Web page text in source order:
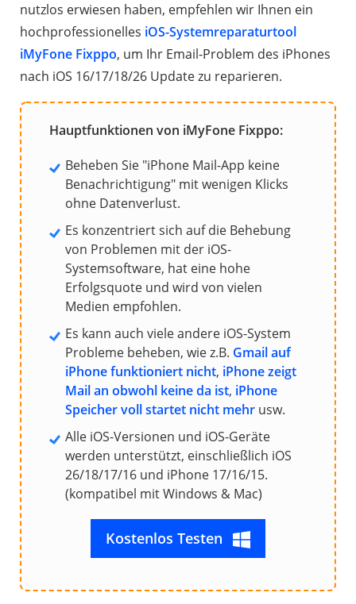
nutzlos erwiesen haben, empfehlen wir Ihnen ein
hochprofessionelles iOS-Systemreparaturtool
iMyFone Fixppo, um Ihr Email-Problem des iPhones
nach iOS 16/17/18/26 Update zu reparieren.
Hauptfunktionen von iMyFone Fixppo:
Beheben Sie "iPhone Mail-App keine
Benachrichtigung" mit wenigen Klicks
ohne Datenverlust.
Es konzentriert sich auf die Behebung
von Problemen mit der iOS-
Systemsoftware, hat eine hohe
Erfolgsquote und wird von vielen
Medien empfohlen.
Es kann auch viele andere iOS-System
Probleme beheben, wie z.B. Gmail auf
iPhone funktioniert nicht, iPhone zeigt
Mail an obwohl keine da ist, iPhone
Speicher voll startet nicht mehr usw.
Alle iOS-Versionen und iOS-Geräte
werden unterstützt, einschließlich iOS
26/18/17/16 und iPhone 17/16/15.
(kompatibel mit Windows & Mac)
Kostenlos Testen